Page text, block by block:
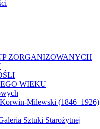
ZORGANIZOWANYCH
WIEKU
Milewski (1846–1926)
Sztuki Starożytnej